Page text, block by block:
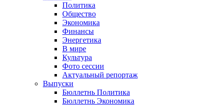
Политика
Общество
Экономика
Финансы
Энергетика
В мире
Культура
Фото сессии
Актуальный репортаж
Выпуски
Бюллетнь Политика
Бюллетнь Экономика